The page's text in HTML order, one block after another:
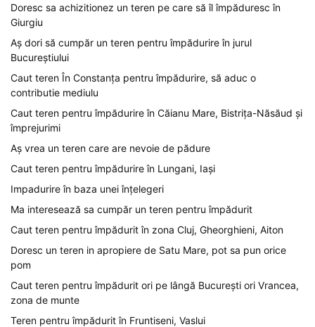
Doresc sa achizitionez un teren pe care să îl împăduresc în
Giurgiu
Aș dori să cumpăr un teren pentru împădurire în jurul
Bucureștiului
Caut teren În Constanța pentru împădurire, să aduc o
contributie mediulu
Caut teren pentru împădurire în Căianu Mare, Bistrița-Năsăud și
împrejurimi
Aș vrea un teren care are nevoie de pădure
Caut teren pentru împădurire în Lungani, Iași
Impadurire în baza unei înțelegeri
Ma interesează sa cumpăr un teren pentru împădurit
Caut teren pentru împădurit în zona Cluj, Gheorghieni, Aiton
Doresc un teren in apropiere de Satu Mare, pot sa pun orice
pom
Caut teren pentru împădurit ori pe lângă București ori Vrancea,
zona de munte
Teren pentru împădurit în Fruntiseni, Vaslui